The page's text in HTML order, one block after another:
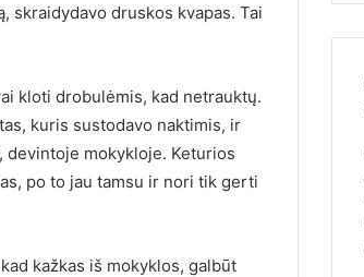
skraidydavo druskos kvapas. Tai
kloti drobulėmis, kad netrauktų.
kuris sustodavo naktimis, ir
mokykloje. Keturios
po to jau tamsu ir nori tik gerti
kažkas iš mokyklos, galbūt